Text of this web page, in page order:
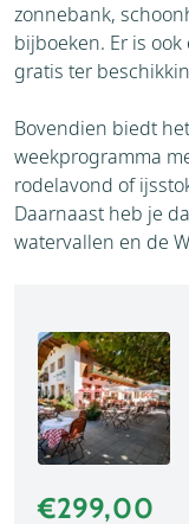
zonnebank,
bijboeken. Er is
gratis ter
Bovendien biedt
weekprogramma
rodelavond of
Daarnaast heb je
watervallen en de
€299,00